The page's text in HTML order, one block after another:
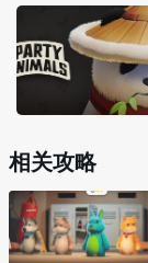
相关攻略